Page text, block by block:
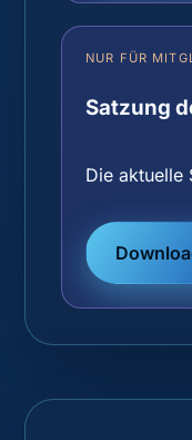
NUR FÜR
Satzung
Die aktuelle